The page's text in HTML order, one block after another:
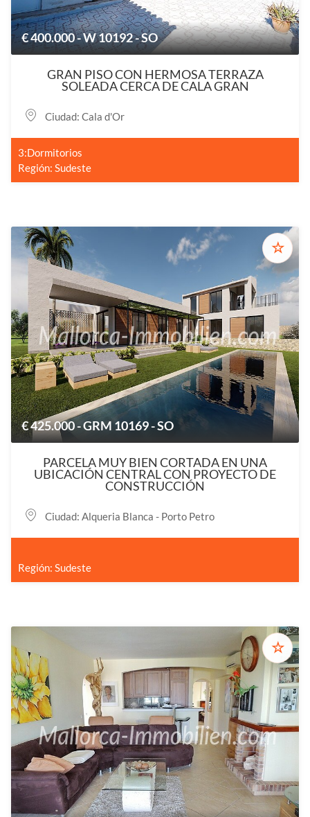
€ 400.000 - W 10192 - SO
GRAN PISO CON HERMOSA TERRAZA
SOLEADA CERCA DE CALA GRAN
Ciudad: Cala d'Or
3:Dormitorios
Región: Sudeste
☆
€ 425.000 - GRM 10169 - SO
PARCELA MUY BIEN CORTADA EN UNA
UBICACIÓN CENTRAL CON PROYECTO DE
CONSTRUCCIÓN
Ciudad: Alqueria Blanca - Porto Petro
Región: Sudeste
☆